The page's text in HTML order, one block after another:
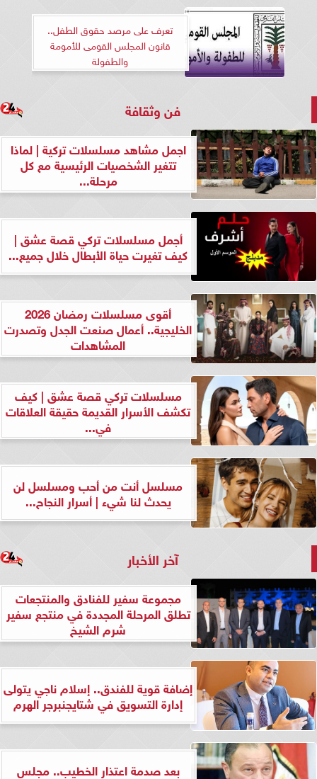
تعرف على مرصد حقوق الطفل..
قانون المجلس القومى للأمومة
والطفولة
فن وثقافة
اجمل مشاهد مسلسلات تركية | لماذا
تتغير الشخصيات الرئيسية مع كل
مرحلة...
أجمل مسلسلات تركي قصة عشق |
كيف تغيرت حياة الأبطال خلال جميع...
أقوى مسلسلات رمضان 2026
الخليجية.. أعمال صنعت الجدل وتصدرت
المشاهدات
مسلسلات تركي قصة عشق | كيف
تكشف الأسرار القديمة حقيقة العلاقات
في...
مسلسل أنت من أحب ومسلسل لن
يحدث لنا شيء | أسرار النجاح...
آخر الأخبار
مجموعة سفير للفنادق والمنتجعات
تطلق المرحلة المجددة في منتجع سفير
شرم الشيخ
إضافة قوية للفندق.. إسلام ناجي يتولى
إدارة التسويق في شتايجنبرجر الهرم
بعد صدمة اعتذار الخطيب.. مجلس